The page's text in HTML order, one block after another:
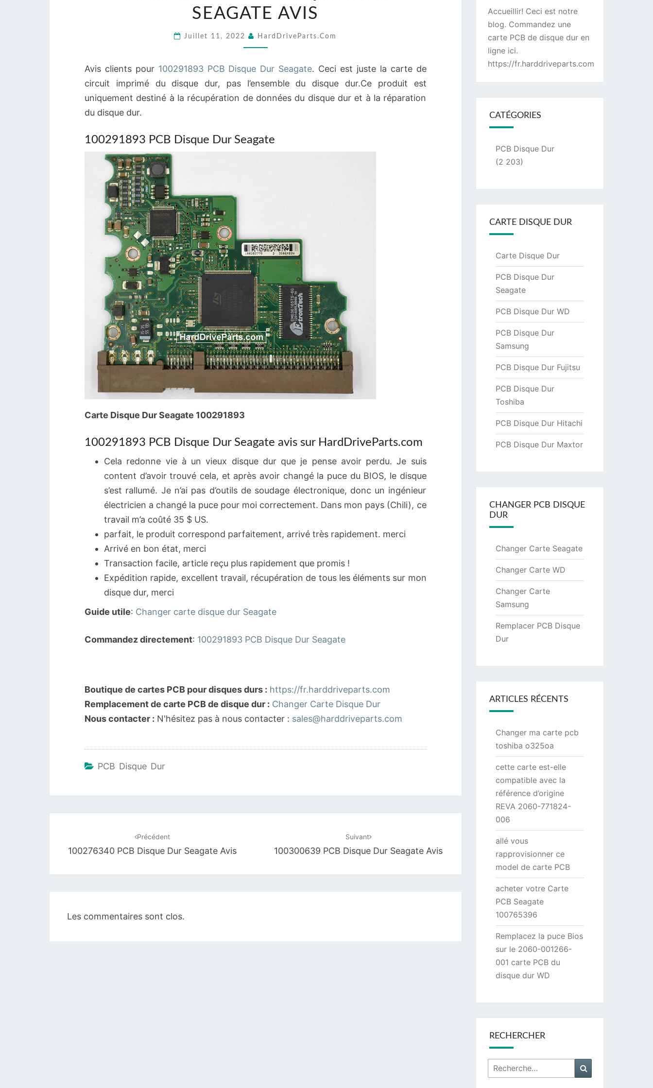
DISQUE
SEAGATE
SEAGATE AVIS
Juillet 11, 2022 HardDriveParts.com
Avis clients pour 100291893 PCB Disque Dur Seagate. Ceci est juste la carte de
circuit imprimé du disque dur, pas l’ensemble du disque dur.Ce produit est
uniquement destiné à la récupération de données du disque dur et à la réparation
du disque dur.
100291893 PCB Disque Dur Seagate
Carte Disque Dur Seagate 100291893
100291893 PCB Disque Dur Seagate avis sur HardDriveParts.com
Cela redonne vie à un vieux disque dur que je pense avoir perdu. Je suis
content d’avoir trouvé cela, et après avoir changé la puce du BIOS, le disque
s’est rallumé. Je n’ai pas d’outils de soudage électronique, donc un ingénieur
électricien a changé la puce pour moi correctement. Dans mon pays (Chili), ce
travail m’a coûté 35 $ US.
parfait, le produit correspond parfaitement, arrivé très rapidement. merci
Arrivé en bon état, merci
Transaction facile, article reçu plus rapidement que promis !
Expédition rapide, excellent travail, récupération de tous les éléments sur mon
disque dur, merci
Guide utile: Changer carte disque dur Seagate
Commandez directement: 100291893 PCB Disque Dur Seagate
Boutique de cartes PCB pour disques durs : https://fr.harddriveparts.com
Remplacement de carte PCB de disque dur : Changer Carte Disque Dur
Nous contacter : N'hésitez pas à nous contacter : sales@harddriveparts.com
PCB Disque Dur
Précédent
100276340 PCB Disque Dur Seagate Avis
Suivant
100300639 PCB Disque Dur Seagate Avis
Les commentaires sont clos.
Accueillir! Ceci est notre
blog. Commandez une
carte PCB de disque duren
ligne ici.
https://fr.harddriveparts.com
CATÉGORIES
PCB Disque Dur
(2 203)
CARTE DISQUE DUR
Carte Disque Dur
PCB Disque Dur
Seagate
PCB Disque Dur WD
PCB Disque Dur
Samsung
PCB Disque Dur Fujitsu
PCB Disque Dur
Toshiba
PCB Disque Dur Hitachi
PCB Disque Dur Maxtor
CHANGER PCB DISQUE
DUR
Changer Carte Seagate
Changer Carte WD
Changer Carte
Samsung
Remplacer PCB Disque
Dur
ARTICLES RÉCENTS
Changer ma carte pcb
toshiba o325oa
cette carte est-elle
compatible avec la
référence d’origine
REVA 2060-771824-
006
allé vous
rapprovisionner ce
model de carte PCB
acheter votre Carte
PCB Seagate
100765396
Remplacez la puce Bios
sur le 2060-001266-
001 carte PCB du
disque dur WD
RECHERCHER
Rechercher :